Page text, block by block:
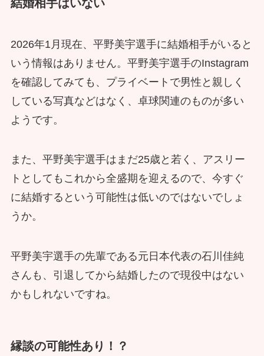
結婚相手はいない
2026年1月現在、平野美宇選手に結婚相手がいると
いう情報はありません。平野美宇選手のInstagram
を確認してみても、プライベートで男性と親しく
している写真などはなく、卓球関連のものが多い
ようです。
また、平野美宇選手はまだ25歳と若く、アスリー
トとしてもこれから全盛期を迎えるので、今すぐ
に結婚するという可能性は低いのではないでしょ
うか。
平野美宇選手の先輩である元日本代表の石川佳純
さんも、引退してから結婚したので現役中はない
かもしれないですね。
縁談の可能性あり！？